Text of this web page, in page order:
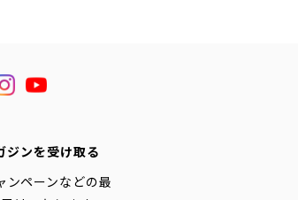
ジンを受け取る
ンペーンなどの最